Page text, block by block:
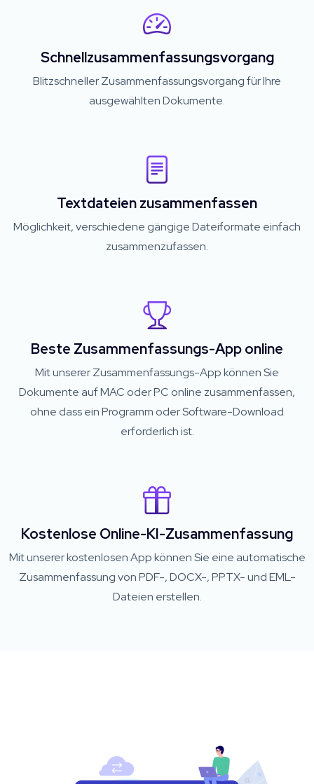
Schnellzusammenfassungsvorgang
Blitzschneller Zusammenfassungsvorgang für Ihre
ausgewählten Dokumente.
Textdateien zusammenfassen
Möglichkeit, verschiedene gängige Dateiformate einfach
zusammenzufassen.
Beste Zusammenfassungs-App online
Mit unserer Zusammenfassungs-App können Sie
Dokumente auf MAC oder PC online zusammenfassen,
ohne dass ein Programm oder Software-Download
erforderlich ist.
Kostenlose Online-KI-Zusammenfassung
Mit unserer kostenlosen App können Sie eine automatische
Zusammenfassung von PDF-, DOCX-, PPTX- und EML-
Dateien erstellen.